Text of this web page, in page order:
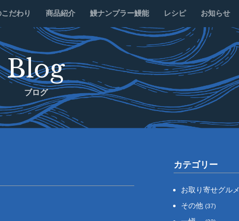
だわり 商品紹介 鰻ナンプラー鰻能 レシピ お知らせ
Blog
ブログ
カテゴリー
お取り寄せグルメ
その他 (37)